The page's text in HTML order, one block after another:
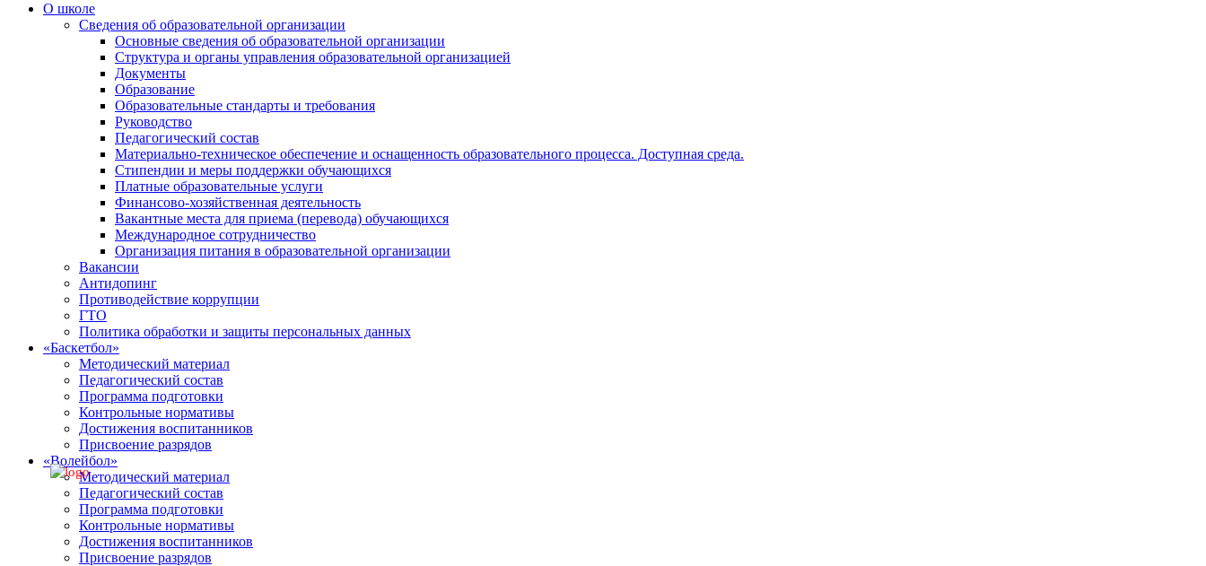
О школе
Сведения об образовательной организации
Основные сведения об образовательной организации
Структура и органы управления образовательной организацией
Документы
Образование
Образовательные стандарты и требования
Руководство
Педагогический состав
Материально-техническое обеспечение и оснащенность образовательного процесса. Доступная среда.
Стипендии и меры поддержки обучающихся
Платные образовательные услуги
Финансово-хозяйственная деятельность
Вакантные места для приема (перевода) обучающихся
Международное сотрудничество
Организация питания в образовательной организации
Вакансии
Антидопинг
Противодействие коррупции
ГТО
Политика обработки и защиты персональных данных
«Баскетбол»
Методический материал
Педагогический состав
Программа подготовки
Контрольные нормативы
Достижения воспитанников
Присвоение разрядов
«Волейбол»
Методический материал
Педагогический состав
Программа подготовки
Контрольные нормативы
Достижения воспитанников
Присвоение разрядов